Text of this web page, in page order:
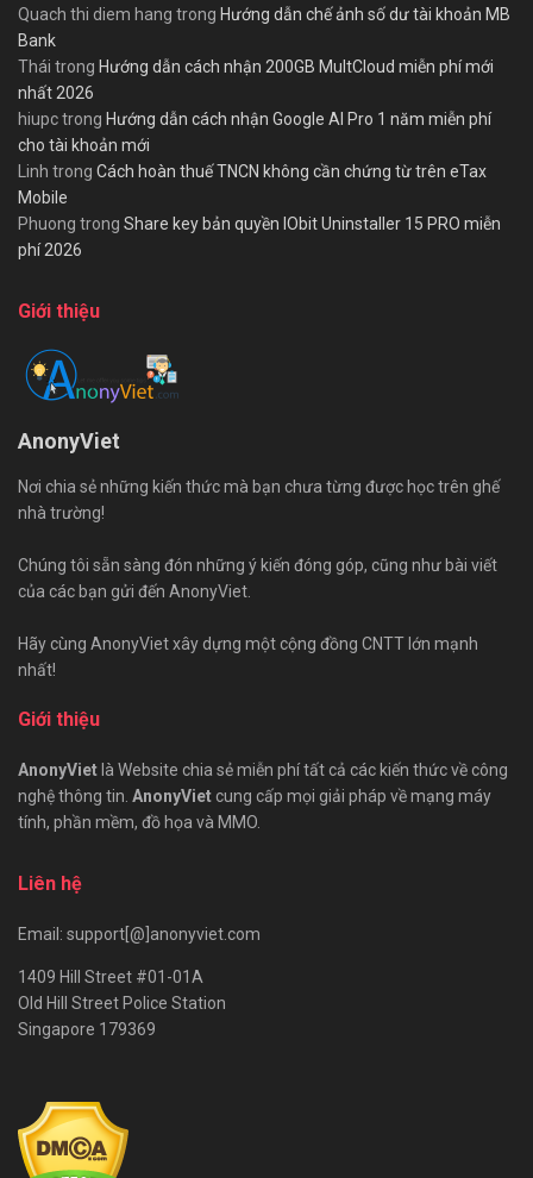
Quach thi diem hang trong Hướng dẫn chế ảnh số dư tài khoản MB
Bank
Thái trong Hướng dẫn cách nhận 200GB MultCloud miễn phí mới
nhất 2026
hiupctrong Hướng dẫn cách nhận Google AI Pro 1 năm miễn phí
cho tài khoản mới
Linh trong Cách hoàn thuế TNCN không cần chứng từ trên eTax
Mobile
Phuong trong Share key bản quyền IObit Uninstaller 15 PRO miễn
phí 2026
Giới thiệu
AnonyViet
Nơi chia sẻ những kiến thức mà bạn chưa từng được học trên ghế
nhà trường!
Chúng tôi sẵn sàng đón những ý kiến đóng góp, cũng như bài viết
của các bạn gửi đến AnonyViet.
Hãy cùng AnonyViet xây dựng một cộng đồng CNTT lớn mạnh
nhất!
Giới thiệu
AnonyViet là Website chia sẻ miễn phí tất cả các kiến thức về công
nghệ thông tin. AnonyViet cung cấp mọi giải pháp về mạng máy
tính, phần mềm, đồ họa và MMO.
Liên hệ
Email: support[@]anonyviet.com
1409 Hill Street #01-01A
Old Hill Street Police Station
Singapore 179369